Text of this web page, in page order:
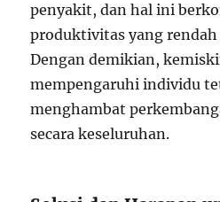
penyakit, dan hal ini
produktivitas yang
Dengan demikian,
mempengaruhi individu
menghambat
secara keseluruhan.